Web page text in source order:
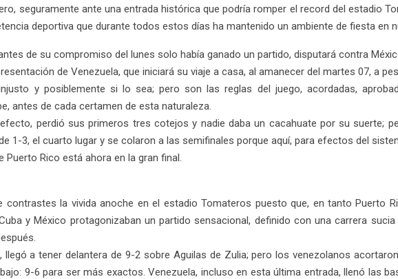
seguramente ante una entrada histórica que podría romper el record del estadio
deportiva que durante todos estos días ha mantenido un ambiente de fiesta en
de su compromiso del lunes solo había ganado un partido, disputará contra
de Venezuela, que iniciará su viaje a casa, al amanecer del martes 07, a
y posiblemente si lo sea; pero son las reglas del juego, acordadas,
antes de cada certamen de esta naturaleza.
perdió sus primeros tres cotejos y nadie daba un cacahuate por su suerte;
1-3, el cuarto lugar y se colaron a las semifinales porque aquí, para efectos del
Puerto Rico está ahora en la gran final.
contrastes la vivida anoche en el estadio Tomateros puesto que, en tanto Puerto
y México protagonizaban un partido sensacional, definido con una carrera
llegó a tener delantera de 9-2 sobre Aguilas de Zulia; pero los venezolanos
9-6 para ser más exactos. Venezuela, incluso en esta última entrada, llenó las